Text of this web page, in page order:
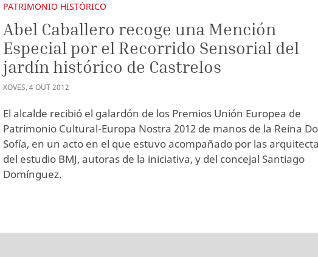
PATRIMONIO HISTÓRICO
Abel Caballero recoge una Mención
Especial por el Recorrido Sensorial del
jardín histórico de Castrelos
XOVES,4OUT2012
El alcalde recibió el galardón de los Premios Unión Europea de
Patrimonio Cultural-Europa Nostra 2012 de manos de la Reina
Sofía, en un acto en el que estuvo acompañado por las
del estudio BMJ, autoras de la iniciativa, y del concejal Santiago
Domínguez.